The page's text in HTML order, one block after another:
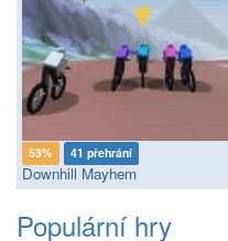
53% 41 přehrání
Downhill Mayhem
Populární hry